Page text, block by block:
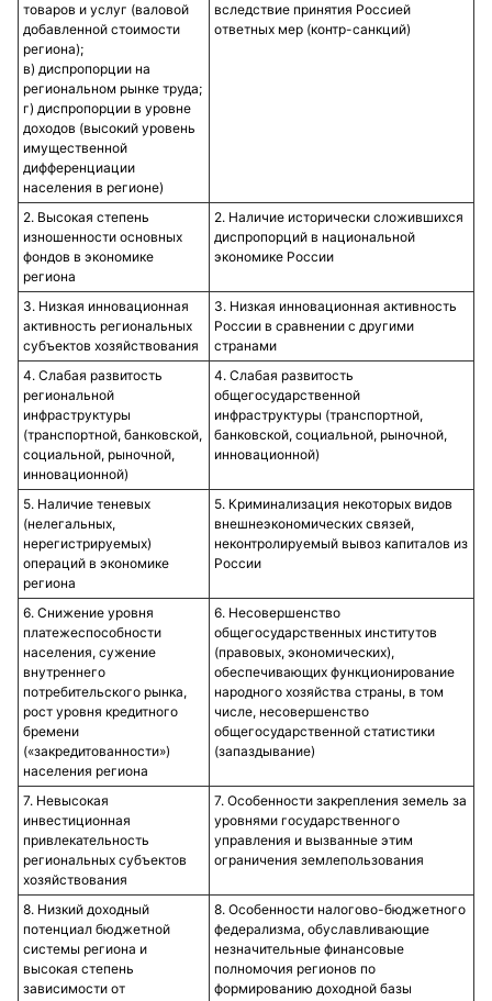
товаров и услуг (валовой
добавленной стоимости
региона);
в) диспропорции на
региональном рынке труда;
г) диспропорции в уровне
доходов (высокий уровень
имущественной
дифференциации
населения в регионе)
вследствие принятия Россией
ответных мер (контр-санкций)
2. Высокая степень
изношенности основных
фондов в экономике
региона
2. Наличие исторически сложившихся
диспропорций в национальной
экономике России
3. Низкая инновационная
активность региональных
субъектов хозяйствования
3. Низкая инновационная активность
России в сравнении с другими
странами
4. Слабая развитость
региональной
инфраструктуры
(транспортной, банковской,
социальной, рыночной,
инновационной)
4. Слабая развитость
общегосударственной
инфраструктуры (транспортной,
банковской, социальной, рыночной,
инновационной)
5. Наличие теневых
(нелегальных,
нерегистрируемых)
операций в экономике
региона
5. Криминализация некоторых видов
внешнеэкономических связей,
неконтролируемый вывоз капиталов из
России
6. Снижение уровня
платежеспособности
населения, сужение
внутреннего
потребительского рынка,
рост уровня кредитного
бремени
(«закредитованности»)
населения региона
6. Несовершенство
общегосударственных институтов
(правовых, экономических),
обеспечивающих функционирование
народного хозяйства страны, в том
числе, несовершенство
общегосударственной статистики
(запаздывание)
7. Невысокая
инвестиционная
привлекательность
региональных субъектов
хозяйствования
7. Особенности закрепления земель за
уровнями государственного
управления и вызванные этим
ограничения землепользования
8. Низкий доходный
потенциал бюджетной
системы региона и
высокая степень
зависимости от
8. Особенности налогово-бюджетного
федерализма, обуславливающие
незначительные финансовые
полномочия регионов по
формированию доходной базы